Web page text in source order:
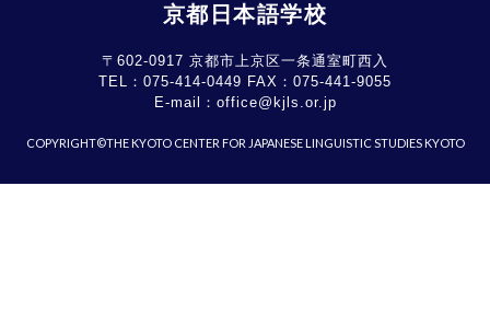
京都日本語学校
〒602-0917 京都市上京区一条通室町西入
TEL： 075-414-0449 FAX： 075-441-9055
E-mail： office@kjls.or.jp
COPYRIGHT©THE KYOTO CENTER FOR JAPANESE LINGUISTIC STUDIES KYOTO